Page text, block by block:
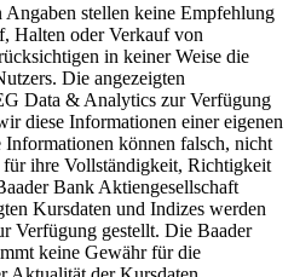
Angaben stellen keine Empfehlung
Halten oder Verkauf von
in keiner Weise die
Die angezeigten
Data & Analytics zur Verfügung
diese Informationen einer eigenen
können falsch, nicht
ihre Vollständigkeit, Richtigkeit
Bank Aktiengesellschaft
Kursdaten und Indizes werden
Verfügung gestellt. Die Baader
keine Gewähr für die